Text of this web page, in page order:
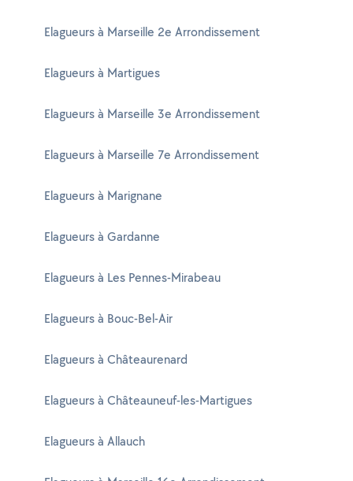
Elagueurs à Marseille 2e Arrondissement
Elagueurs à Martigues
Elagueurs à Marseille 3e Arrondissement
Elagueurs à Marseille 7e Arrondissement
Elagueurs à Marignane
Elagueurs à Gardanne
Elagueurs à Les Pennes-Mirabeau
Elagueurs à Bouc-Bel-Air
Elagueurs à Châteaurenard
Elagueurs à Châteauneuf-les-Martigues
Elagueurs à Allauch